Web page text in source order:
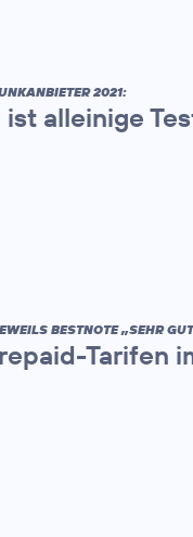
2021:
ist alleinige
BESTNOTE „SEHR
Tarifen